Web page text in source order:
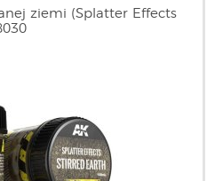
ziemi (Splatter Effects